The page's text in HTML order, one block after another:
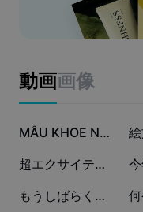
Nano Banana Pro
自動キャプション
ユースケース
マーケティング
エフェクトのテン
産業のテンプレート
振り返りのテンプ
CapCutクリエイ
トラストセンター
ヘルプセンター
ニュースルーム
いサービスで、納得
の学習効率化、理解
動画画像
24.1万 MẪU KHOE NY:))
1.3万 超エクサイティング☆
1967 もうしばらく学校行ってない